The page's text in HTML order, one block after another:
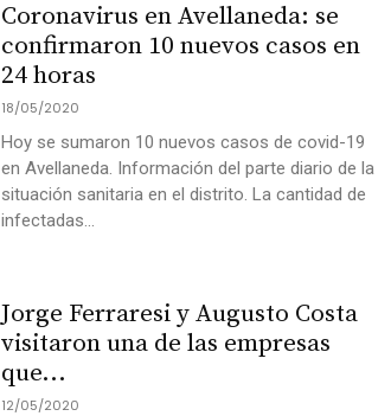
Coronavirus en Avellaneda: se
confirmaron 10 nuevos casos en
24 horas
18/05/2020
Hoy se sumaron 10 nuevos casos de covid-19
en Avellaneda. Información del parte diario de la
situación sanitaria en el distrito. La cantidad de
infectadas...
Jorge Ferraresi y Augusto Costa
visitaron una de las empresas
que...
12/05/2020